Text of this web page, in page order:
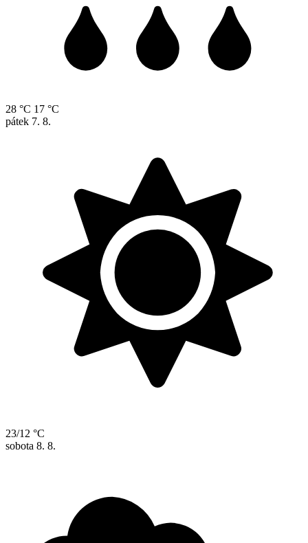
28 °C 17 °C
pátek 7. 8.
23/12 °C
sobota 8. 8.